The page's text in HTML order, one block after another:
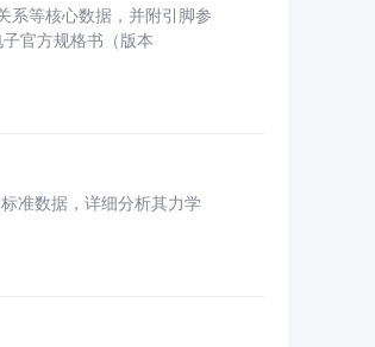
系等核心数据，并附引脚参
官方规格书（版本
准数据，详细分析其力学